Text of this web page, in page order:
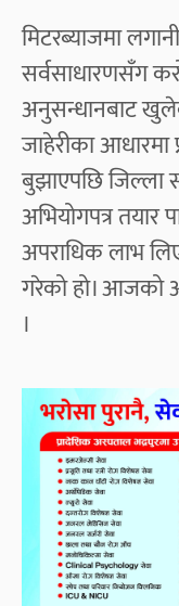
मिटरब्याजमा
सर्वसाधारणसँग
अनुसन्धानबाट
जाहेरीका
बुझाएपछि जिल्ला
अभियोगपत्र तयार
अपराधिक लाभ
गरेको हो। आजको
।